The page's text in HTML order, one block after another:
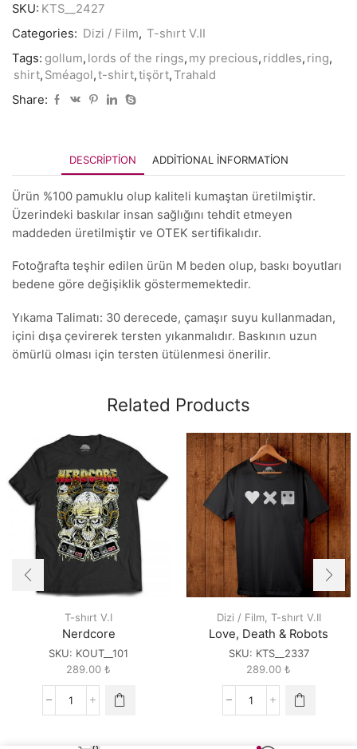
SKU: KTS__2427
Categories: Dizi / Film, T-shırt V.II
Tags: gollum, lords of the rings, my precious, riddles, ring,
shirt, Sméagol,t-shirt,tişört,Trahald
Share:
DESCRIPTION ADDITIONAL INFORMATION
Ürün %100 pamuklu olup kaliteli kumaştan üretilmiştir.
Üzerindeki baskılar insan sağlığını tehdit etmeyen
maddeden üretilmiştir ve OTEK sertifikalıdır.
Fotoğrafta teşhir edilen ürün M beden olup, baskı boyutları
bedene göre değişiklik göstermemektedir.
Yıkama Talimatı: 30 derecede, çamaşır suyu kullanmadan,
içini dışa çevirerek tersten yıkanmalıdır. Baskının uzun
ömürlü olması için tersten ütülenmesi önerilir.
Related Products
T-shırt V.I
Nerdcore
SKU: KOUT__101
289.00 ₺
Nerdcore
Dizi / Film, T-shırt V.II
Love, Death & Robots
SKU: KTS__2337
289.00 ₺
Love,